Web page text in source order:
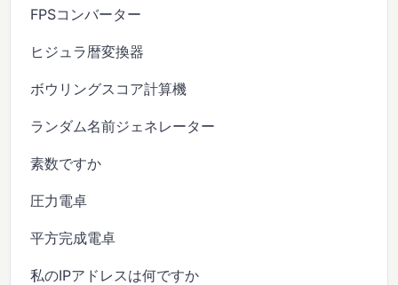
FPSコンバーター
ヒジュラ暦変換器
ボウリングスコア計算機
ランダム名前ジェネレーター
素数ですか
圧力電卓
平方完成電卓
私のIPアドレスは何ですか